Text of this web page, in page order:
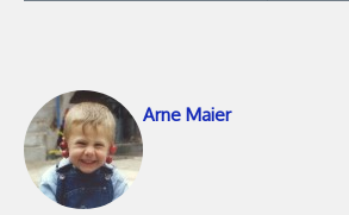
Arne Maier